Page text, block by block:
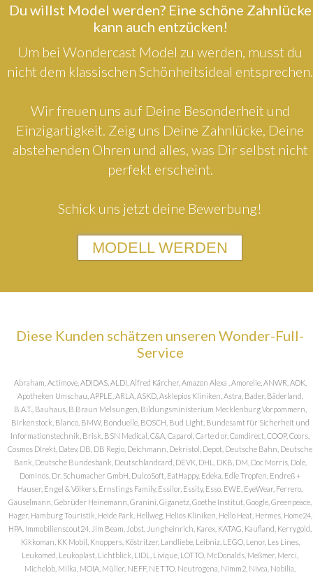
Du willst Model werden? Eine schöne Zahnlücke
kann auch entzücken!
Um bei Wondercast Model zu werden, musst du
nicht dem klassischen Schönheitsideal entsprechen.
Wir freuen uns auf Deine Besonderheit und
Einzigartigkeit. Zeig uns Deine Zahnlücke, Deine
abstehenden Ohren und alles, was Dir selbst nicht
perfekt erscheint.
Schick uns jetzt deine Bewerbung!
MODELL WERDEN
Diese Kunden schätzen unseren Wonder-Full-
Service
Abraham, Actimove, ADIDAS, ALDI, Alfred Kärcher, Amazon Alexa , Amorelie, ANWR, AOK,
Apotheken Umschau, APPLE, ARLA, ASKD, Asklepios Kliniken, Astra, Bader, Bäderland,
B.A.T., Bauhaus, B.Braun Melsungen, Bildungsministerium Mecklenburg Vorpommern,
Birkenstock, Blanco, BMW, Bonduelle, BOSCH, Bud Light, Bundesamt für Sicherheit und
Informationstechnik, Brisk, BSN Medical, C&A, Caparol, Carte d or, Comdirect, COOP, Coors,
Cosmos DIrekt, Datev, DB, DB Regio, Deichmann, Dekristol, Depot, Deutsche Bahn, Deutsche
Bank, Deutsche Bundesbank, Deutschlandcard, DEVK, DHL, DKB, DM, Doc Morris, Dole,
Dominos, Dr. Schumacher GmbH, DulcoSoft, EatHappy, Edeka, Edle Tropfen, Endreß +
Hauser, Engel & Völkers, Ernstings Family, Essilor, Essity, Esso, EWE, EyeWear, Ferrero,
Gauselmann, Gebrüder Heinemann, Granini, Giganetz, Goethe Institut, Google, Greenpeace,
Hager, Hamburg Touristik, Heide Park, Hellweg, Helios Kliniken, Hello Heat, Hermes, Home24,
HPA, Immobilienscout24, Jim Beam, Jobst, Jungheinrich, Karex, KATAG, Kaufland, Kerrygold,
Kikkoman, KK Mobil, Knoppers, Köstritzer, Landliebe, Leibniz, LEGO, Lenor, Les Lines,
Leukomed, Leukoplast, Lichtblick, LIDL, Livique, LOTTO, McDonalds, Meßmer, Merci,
Michelob, Milka, MOIA, Müller, NEFF, NETTO, Neutrogena, Nimm2, Nivea, Nobilia,